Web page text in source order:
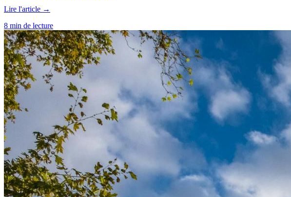
Lire l'article →
8 min de lecture